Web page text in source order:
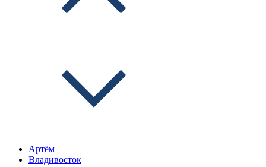
Артём
Владивосток